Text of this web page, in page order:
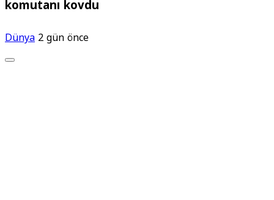
komutanı kovdu
Dünya2 gün önce